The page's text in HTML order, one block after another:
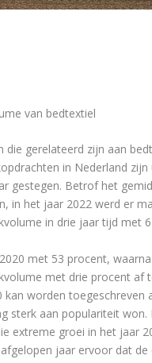
van bedtextiel
die gerelateerd zijn aan
in Nederland
gestegen. Betrof het
in het jaar 2022 werd er
in drie jaar tijd met
met 53 procent,
met drie procent
worden
sterk aan populariteit
extreme groei in het jaar
jaar ervoor dat